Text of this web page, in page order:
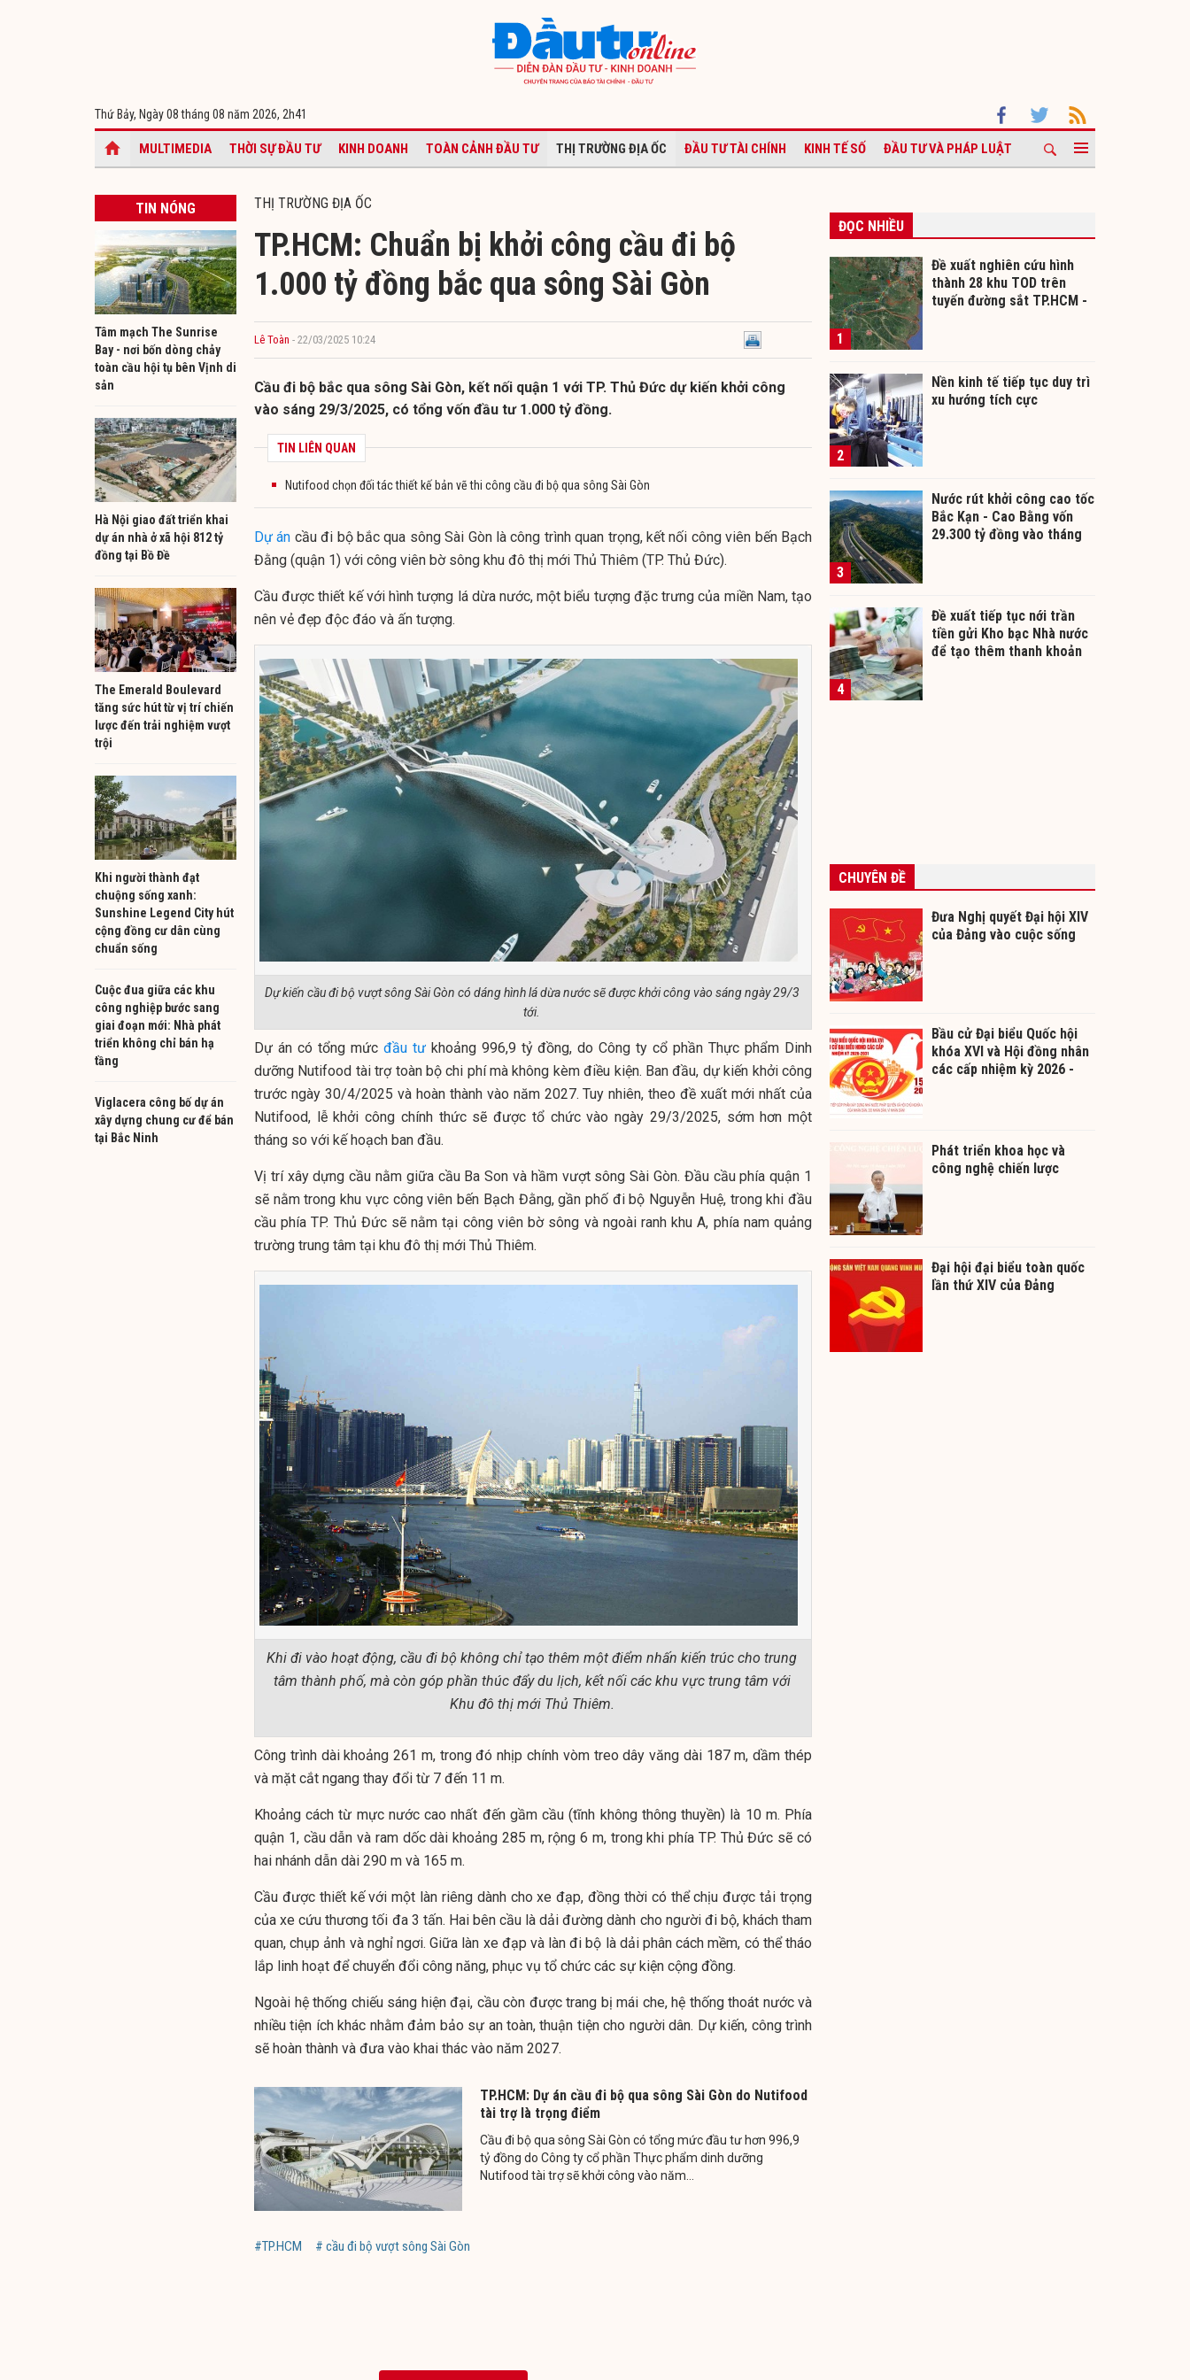
Thứ Bảy, Ngày 08 tháng 08 năm 2026, 2h41
MULTIMEDIA THỜI SỰ ĐẦU TƯ KINH DOANH TOÀN CẢNH ĐẦU TƯ THỊ TRƯỜNG ĐỊA ỐC ĐẦU TƯ TÀI CHÍNH KINH TẾ SỐ ĐẦU TƯ VÀ PHÁP LUẬT
TIN NÓNG
Tâm mạch The Sunrise
Bay - nơi bốn dòng chảy
toàn cầu hội tụ bên Vịnh di
sản
Hà Nội giao đất triển khai
dự án nhà ở xã hội 812 tỷ
đồng tại Bồ Đề
The Emerald Boulevard
tăng sức hút từ vị trí chiến
lược đến trải nghiệm vượt
trội
Khi người thành đạt
chuộng sống xanh:
Sunshine Legend City hút
cộng đồng cư dân cùng
chuẩn sống
Cuộc đua giữa các khu
công nghiệp bước sang
giai đoạn mới: Nhà phát
triển không chỉ bán hạ
tầng
Viglacera công bố dự án
xây dựng chung cư để bán
tại Bắc Ninh
THỊ TRƯỜNG ĐỊA ỐC
TP.HCM: Chuẩn bị khởi công cầu đi bộ
1.000 tỷ đồng bắc qua sông Sài Gòn
Lê Toàn - 22/03/2025 10:24
Cầu đi bộ bắc qua sông Sài Gòn, kết nối quận 1 với TP. Thủ Đức dự kiến khởi công
vào sáng 29/3/2025, có tổng vốn đầu tư 1.000 tỷ đồng.
TIN LIÊN QUAN
Nutifood chọn đối tác thiết kế bản vẽ thi công cầu đi bộ qua sông Sài Gòn
Dự án cầu đi bộ bắc qua sông Sài Gòn là công trình quan trọng, kết nối công viên bến Bạch
Đằng (quận 1) với công viên bờ sông khu đô thị mới Thủ Thiêm (TP. Thủ Đức).
Cầu được thiết kế với hình tượng lá dừa nước, một biểu tượng đặc trưng của miền Nam, tạo
nên vẻ đẹp độc đáo và ấn tượng.
Dự kiến cầu đi bộ vượt sông Sài Gòn có dáng hình lá dừa nước sẽ được khởi công vào sáng ngày 29/3
tới.
Dự án có tổng mức đầu tưkhoảng 996,9 tỷ đồng, do Công ty cổ phần Thực phẩm Dinh
dưỡng Nutifood tài trợ toàn bộ chi phí mà không kèm điều kiện. Ban đầu, dự kiến khởi công
trước ngày 30/4/2025 và hoàn thành vào năm 2027. Tuy nhiên, theo đề xuất mới nhất của
Nutifood, lễ khởi công chính thức sẽ được tổ chức vào ngày 29/3/2025, sớm hơn một
tháng so với kế hoạch ban đầu.
Vị trí xây dựng cầu nằm giữa cầu Ba Son và hầm vượt sông Sài Gòn. Đầu cầu phía quận 1
sẽ nằm trong khu vực công viên bến Bạch Đằng, gần phố đi bộ Nguyễn Huệ, trong khi đầu
cầu phía TP. Thủ Đức sẽ nằm tại công viên bờ sông và ngoài ranh khu A, phía nam quảng
trường trung tâm tại khu đô thị mới Thủ Thiêm.
Khi đi vào hoạt động, cầu đi bộ không chỉ tạo thêm một điểm nhấn kiến trúc cho trung
tâm thành phố, mà còn góp phần thúc đẩy du lịch, kết nối các khu vực trung tâm với
Khu đô thị mới Thủ Thiêm.
Công trình dài khoảng 261 m, trong đó nhịp chính vòm treo dây văng dài 187 m, dầm thép
và mặt cắt ngang thay đổi từ 7 đến 11 m.
Khoảng cách từ mực nước cao nhất đến gầm cầu (tĩnh không thông thuyền) là 10 m. Phía
quận 1, cầu dẫn và ram dốc dài khoảng 285 m, rộng 6 m, trong khi phía TP. Thủ Đức sẽ có
hai nhánh dẫn dài 290 m và 165 m.
Cầu được thiết kế với một làn riêng dành cho xe đạp, đồng thời có thể chịu được tải trọng
của xe cứu thương tối đa 3 tấn. Hai bên cầu là dải đường dành cho người đi bộ, khách tham
quan, chụp ảnh và nghỉ ngơi.Giữa làn xe đạp và làn đi bộ là dải phân cách mềm, có thể tháo
lắp linh hoạt để chuyển đổi công năng, phục vụ tổ chức các sự kiện cộng đồng.
Ngoài hệ thống chiếu sáng hiện đại, cầu còn được trang bị mái che, hệ thống thoát nước và
nhiều tiện ích khác nhằm đảm bảo sự an toàn, thuận tiện cho người dân. Dự kiến, công trình
sẽ hoàn thành và đưa vào khai thác vào năm 2027.
TP.HCM: Dự án cầu đi bộ qua sông Sài Gòn do Nutifood
tài trợ là trọng điểm
Cầu đi bộ qua sông Sài Gòn có tổng mức đầu tư hơn 996,9
tỷ đồng do Công ty cổ phần Thực phẩm dinh dưỡng
Nutifood tài trợ sẽ khởi công vào năm...
#TP.HCM # cầu đi bộ vượt sông Sài Gòn
ĐỌC NHIỀU
1
Đề xuất nghiên cứu hình
thành 28 khu TOD trên
tuyến đường sắt TP.HCM -
2
Nền kinh tế tiếp tục duy trì
xu hướng tích cực
3
Nước rút khởi công cao tốc
Bắc Kạn - Cao Bằng vốn
29.300 tỷ đồng vào tháng
4
Đề xuất tiếp tục nới trần
tiền gửi Kho bạc Nhà nước
để tạo thêm thanh khoản
CHUYÊN ĐỀ
Đưa Nghị quyết Đại hội XIV
của Đảng vào cuộc sống
Bầu cử Đại biểu Quốc hội
khóa XVI và Hội đồng nhân
các cấp nhiệm kỳ 2026 -
Phát triển khoa học và
công nghệ chiến lược
Đại hội đại biểu toàn quốc
lần thứ XIV của Đảng